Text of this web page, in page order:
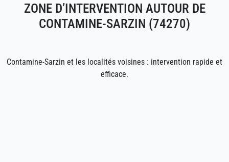
ZONE D’INTERVENTION AUTOUR DE
CONTAMINE-SARZIN (74270)
Contamine-Sarzin et les localités voisines : intervention rapide et
efficace.